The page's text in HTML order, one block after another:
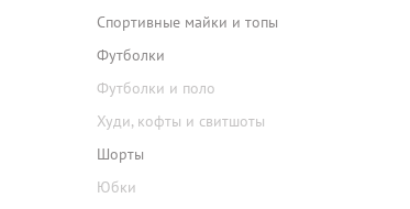
Спортивные майки и топы
Футболки
Футболки и поло
Худи, кофты и свитшоты
Шорты
Юбки